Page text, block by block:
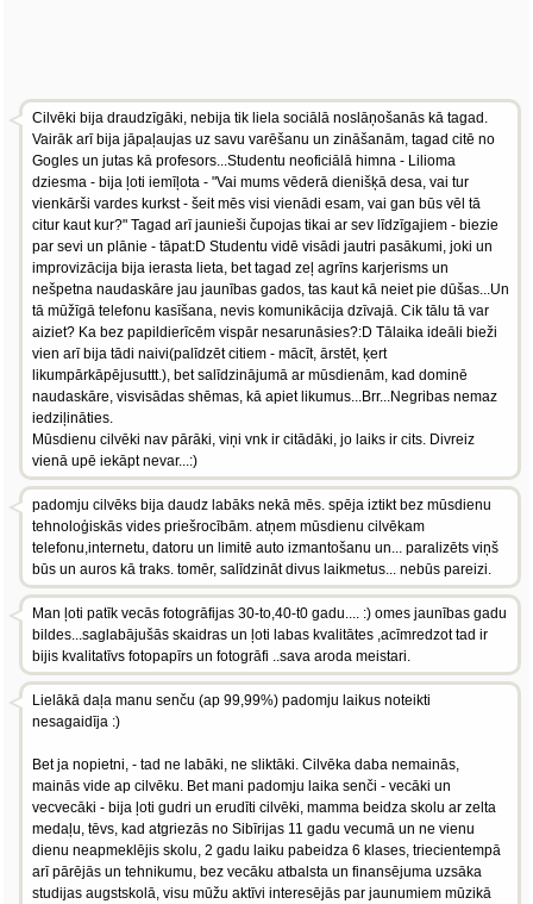
Cilvēki bija draudzīgāki, nebija tik liela sociālā noslāņošanās kā tagad.
Vairāk arī bija jāpaļaujas uz savu varēšanu un zināšanām, tagad citē no
Gogles un jutas kā profesors...Studentu neoficiālā himna - Lilioma
dziesma - bija ļoti iemīļota - "Vai mums vēderā dienišķā desa, vai tur
vienkārši vardes kurkst - šeit mēs visi vienādi esam, vai gan būs vēl tā
citur kaut kur?" Tagad arī jaunieši čupojas tikai ar sev līdzīgajiem - biezie
par sevi un plānie - tāpat:D Studentu vidē visādi jautri pasākumi, joki un
improvizācija bija ierasta lieta, bet tagad zeļ agrīns karjerisms un
nešpetna naudaskāre jau jaunības gados, tas kaut kā neiet pie dūšas...Un
tā mūžīgā telefonu kasīšana, nevis komunikācija dzīvajā. Cik tālu tā var
aiziet? Ka bez papildierīcēm vispār nesarunāsies?:D Tālaika ideāli bieži
vien arī bija tādi naivi(palīdzēt citiem - mācīt, ārstēt, ķert
likumpārkāpējusuttt.), bet salīdzinājumā ar mūsdienām, kad dominē
naudaskāre, visvisādas shēmas, kā apiet likumus...Brr...Negribas nemaz
iedziļināties.
Mūsdienu cilvēki nav pārāki, viņi vnk ir citādāki, jo laiks ir cits. Divreiz
vienā upē iekāpt nevar...:)
padomju cilvēks bija daudz labāks nekā mēs. spēja iztikt bez mūsdienu
tehnoloģiskās vides priešrocībām. atņem mūsdienu cilvēkam
telefonu,internetu, datoru un limitē auto izmantošanu un... paralizēts viņš
būs un auros kā traks. tomēr, salīdzināt divus laikmetus... nebūs pareizi.
Man ļoti patīk vecās fotogrāfijas 30-to,40-t0 gadu.... :) omes jaunības gadu
bildes...saglabājušās skaidras un ļoti labas kvalitātes ,acīmredzot tad ir
bijis kvalitatīvs fotopapīrs un fotogrāfi ..sava aroda meistari.
Lielākā daļa manu senču (ap 99,99%) padomju laikus noteikti
nesagaidīja :)
Bet ja nopietni, - tad ne labāki, ne sliktāki. Cilvēka daba nemainās,
mainās vide ap cilvēku. Bet mani padomju laika senči - vecāki un
vecvecāki - bija ļoti gudri un erudīti cilvēki, mamma beidza skolu ar zelta
medaļu, tēvs, kad atgriezās no Sibīrijas 11 gadu vecumā un ne vienu
dienu neapmeklējis skolu, 2 gadu laiku pabeidza 6 klases, triecientempā
arī pārējās un tehnikumu, bez vecāku atbalsta un finansējuma uzsāka
studijas augstskolā, visu mūžu aktīvi interesējās par jaunumiem mūzikā